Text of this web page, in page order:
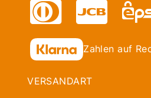
Zahlen auf
VERSANDART